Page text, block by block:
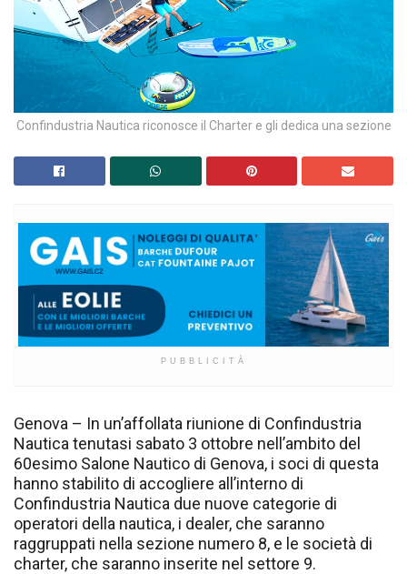
Confindustria Nautica riconosce il Charter e gli dedica una sezione
PUBBLICITÀ
Genova – In un’affollata riunione di Confindustria
Nautica tenutasi sabato 3 ottobre nell’ambito del
60esimo Salone Nautico di Genova, i soci di questa
hanno stabilito di accogliere all’interno di
Confindustria Nautica due nuove categorie di
operatori della nautica, i dealer, che saranno
raggruppati nella sezione numero 8, e le società di
charter, che saranno inserite nel settore 9.